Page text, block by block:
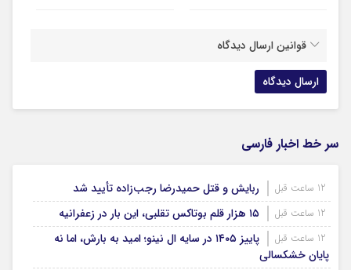
قوانین ارسال دیدگاه
سر خط اخبار فارسی
ربایش و قتل حمیدرضا رجب‌زاده تأیید شد
۱۵ هزار قلم بوتاکس تقلبی، این بار در زعفرانیه
پاییز ۱۴۰۵ در سایه ال‌ نینو؛ امید به بارش، اما نه
پایان خشکسالی